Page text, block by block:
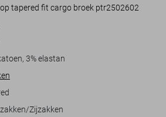
deze PME Legend broek is een
garderobe die makkelijk te stylen is.
tapered fit cargo broek ptr2502602
3% elastan
Zijzakken